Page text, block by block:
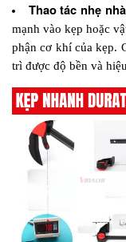
Thao tác nhẹ
mạnh vào kẹp hoặc
phận cơ khí của kẹp.
trì được độ bền và